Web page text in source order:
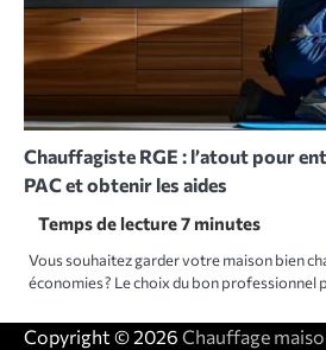
Chauffagiste RGE : l’atout pour
PAC et obtenir les aides
Vous souhaitez garder votre maison bien
économies ? Le choix du bon
Copyright © 2026 Chauffage